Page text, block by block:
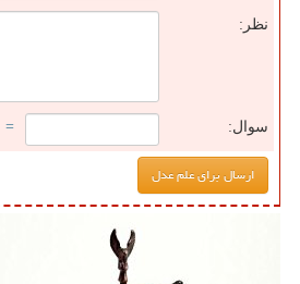
نظر:
سوال: = ۶ بعلاوه ۱